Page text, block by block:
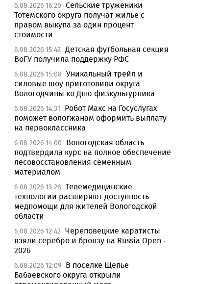
6.08.2026 16:20 Сельские труженики
Тотемского округа получат жилье с
правом выкупа за один процент
стоимости
6.08.2026 15:42 Детская футбольная секция
ВоГУ получила поддержку РФС
6.08.2026 15:08 Уникальный трейл и
силовые шоу приготовили округа
Вологодчины ко Дню физкультурника
6.08.2026 14:31
Робот Макс на Госуслугах
поможет вологжанам оформить выплату
на первоклассника
6.08.2026 14:00
Вологодская область
подтвердила курс на полное обеспечение
лесовосстановления семенным
материалом
6.08.2026 13:28 Телемедицинские
технологии расширяют доступность
медпомощи для жителей Вологодской
области
6.08.2026 12:42 Череповецкие каратисты
взяли серебро и бронзу на Russia Open -
2026
6.08.2026 12:09 В поселке Щепье
Бабаевского округа открыли